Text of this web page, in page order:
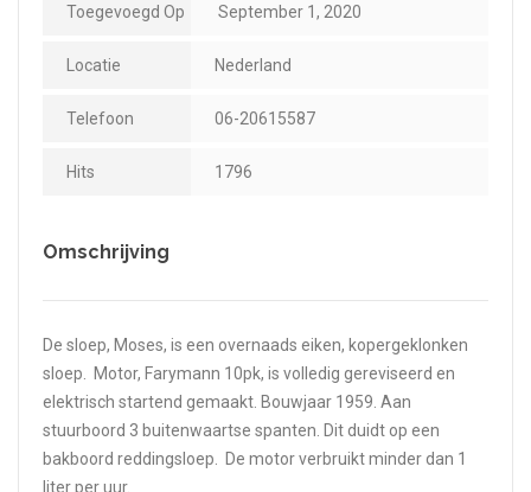
Toegevoegd Op September 1, 2020
Locatie Nederland
Telefoon 06-20615587
Hits 1796
Omschrijving
De sloep, Moses, is een overnaads eiken, kopergeklonken
sloep. Motor, Farymann 10pk, is volledig gereviseerd en
elektrisch startend gemaakt. Bouwjaar 1959. Aan
stuurboord 3 buitenwaartse spanten. Dit duidt op een
bakboord reddingsloep. De motor verbruikt minder dan 1
liter per uur.